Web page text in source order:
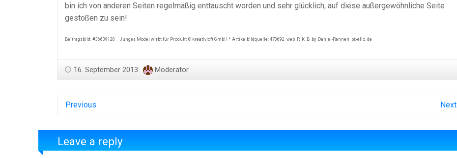
bin ich von anderen Seiten regelmäßig enttäuscht worden und sehr glücklich, auf diese außergewöhnliche Seite
gestoßen zu sein!
Beitragsbild: #36639128 – Junges Model wirbt für Produkt © kreativloft GmbH * Artikelbildquelle: 470692_web_R_K_B_by_Daniel-Rennen_pixelio. de
16. September 2013 Moderator
Previous Next
Leave a reply